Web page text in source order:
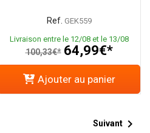
Ref. GEK559
Livraison entre le 12/08 et le 13/08
100,33€* 64,99€*
Ajouter au panier
Suivant